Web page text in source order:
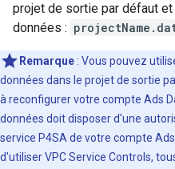
projet de sortie par défaut
données :
Remarque : Vous pouvez
données dans le projet de sortie
à reconfigurer votre compte Ads
données doit disposer d'une
service P4SA de votre compte
d'utiliser VPC Service Controls,